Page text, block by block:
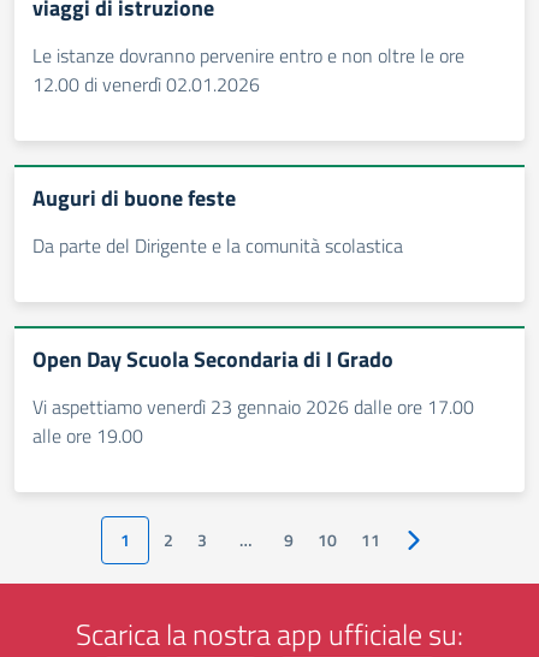
viaggi di istruzione
Le istanze dovranno pervenire entro e non oltre le ore
12.00 di venerdì 02.01.2026
Auguri di buone feste
Da parte del Dirigente e la comunità scolastica
Open Day Scuola Secondaria di I Grado
Vi aspettiamo venerdì 23 gennaio 2026 dalle ore 17.00
alle ore 19.00
1 2 3 … 9 10 11 Pagina
Scarica la nostra app ufficiale su: